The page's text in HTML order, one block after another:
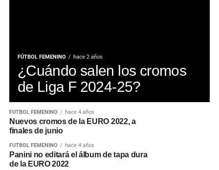
FÚTBOL FEMENINO hace 2 años
¿Cuándo salen los cromos
de Liga F 2024-25?
FÚTBOL FEMENINO hace 4 años
Nuevos cromos de la EURO 2022, a
finales de junio
FÚTBOL FEMENINO hace 4 años
Panini no editará el álbum de tapa dura
de la EURO 2022